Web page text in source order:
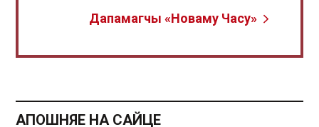
Дапамагчы «Новаму Часу»
АПОШНЯЕ НА САЙЦЕ